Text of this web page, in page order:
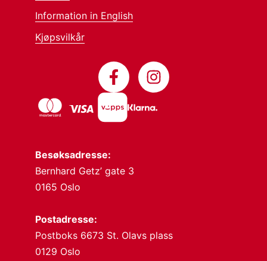
Besøksadresse:
Bernhard Getz’ gate 3
0165 Oslo
Postadresse:
Postboks 6673 St. Olavs plass
0129 Oslo
Information in English
Kjøpsvilkår